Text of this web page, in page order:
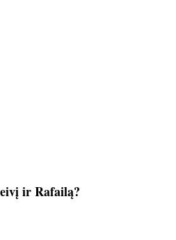
ir Rafailą?